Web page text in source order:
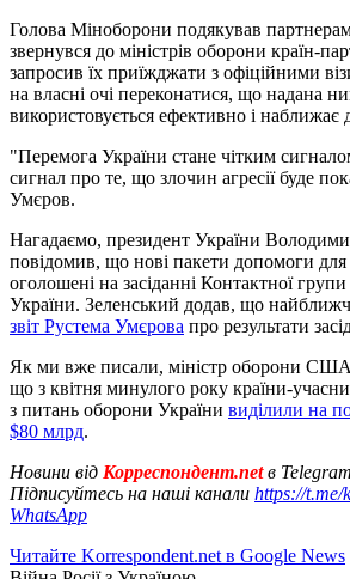
Голова Міноборони подякував партнерам
звернувся до міністрів оборони країн-
запросив їх приїжджати з офіційними
на власні очі переконатися, що надана
використовується ефективно і наближає
"Перемога України стане чітким
сигнал про те, що злочин агресії буде
Умєров.
Нагадаємо, президент України
повідомив, що нові пакети допомоги для
оголошені на засіданні Контактної
України. Зеленський додав, що
звіт Рустема Умєрова про результати
Як ми вже писали, міністр оборони
що з квітня минулого року країни-
з питань оборони України виділили на
$80 млрд.
Новини від Корреспондент.netв
Підписуйтесь на наші канали https://t.me/
WhatsApp
Читайте Korrespondent.net в Google News